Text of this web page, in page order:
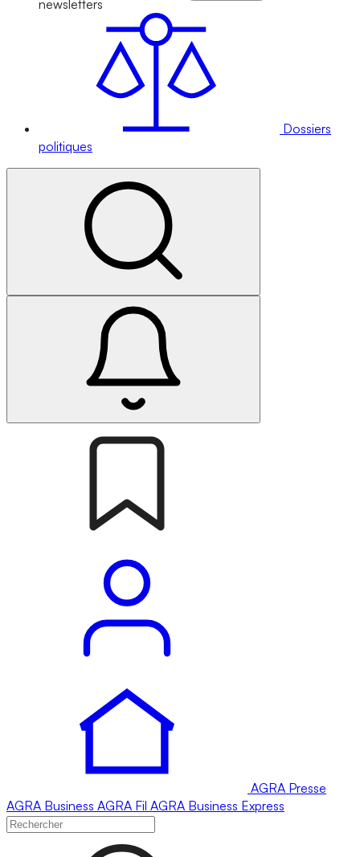
newsletters
Dossiers
politiques
AGRA Presse
AGRA Business AGRA Fil AGRA Business Express